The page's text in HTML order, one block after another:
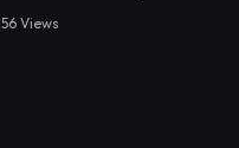
Views